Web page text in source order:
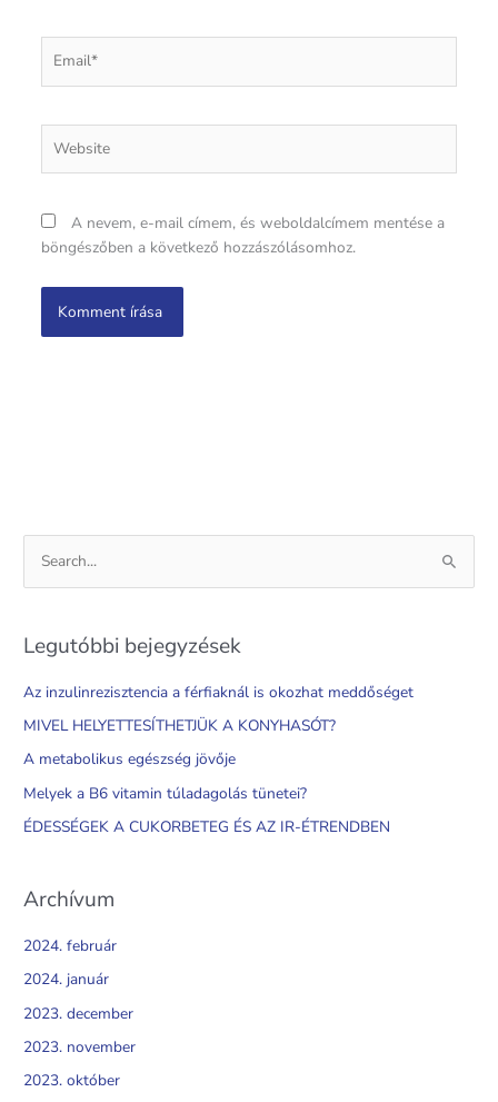
A nevem, e-mail címem, és weboldalcímem mentése a
böngészőben a következő hozzászólásomhoz.
e
r
c
h
r
:
Legutóbbi bejegyzések
Az inzulinrezisztencia a férfiaknál is okozhat meddőséget
MIVEL HELYETTESÍTHETJÜK A KONYHASÓT?
A metabolikus egészség jövője
Melyek a B6 vitamin túladagolás tünetei?
ÉDESSÉGEK A CUKORBETEG ÉS AZ IR-ÉTRENDBEN
Archívum
2024. február
2024. január
2023. december
2023. november
2023. október